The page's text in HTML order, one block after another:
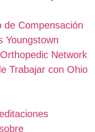
de Compensación
Youngstown
Network
Trabajar con Ohio